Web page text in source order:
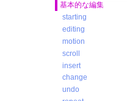
基本的な編集
starting
editing
motion
scroll
insert
change
undo